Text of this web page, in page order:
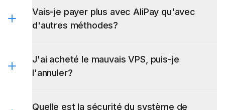
Vais-je payer plus avec AliPay qu'avec
d'autres méthodes?
J'ai acheté le mauvais VPS, puis-je
l'annuler?
facturation horaire
Quelle est la sécurité du système de